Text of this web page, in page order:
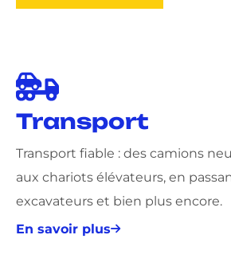
Transport
Transport fiable : des camions
aux chariots élévateurs, en
excavateurs et bien plus encore.
En savoir plus